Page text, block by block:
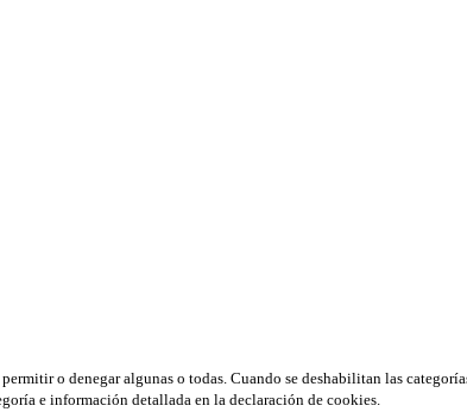
o denegar algunas o todas. Cuando se deshabilitan las
e información detallada en la declaración de cookies.